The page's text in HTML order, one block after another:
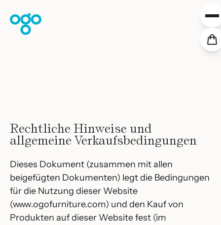
Shop
Rechtliche Hinweise und
allgemeine Verkaufsbedingungen
Dieses Dokument (zusammen mit allen
beigefügten Dokumenten) legt die Bedingungen
für die Nutzung dieser Website
(www.ogofurniture.com) und den Kauf von
Produkten auf dieser Website fest (im